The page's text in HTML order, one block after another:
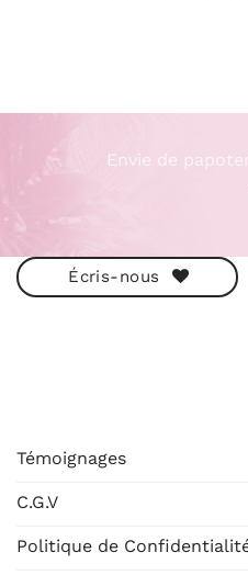
Envie de
Écris-nous
Témoignages
C.G.V
Politique de